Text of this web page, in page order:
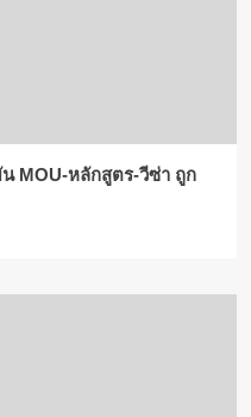
MOU-หลักสูตร-วีซ่า ถูก